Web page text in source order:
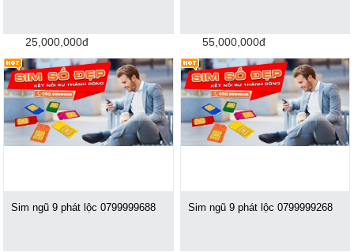
25,000,000đ 55,000,000đ
Sim ngũ 9 phát lộc ‪0799999688 Sim ngũ 9 phát lộc 0799999268